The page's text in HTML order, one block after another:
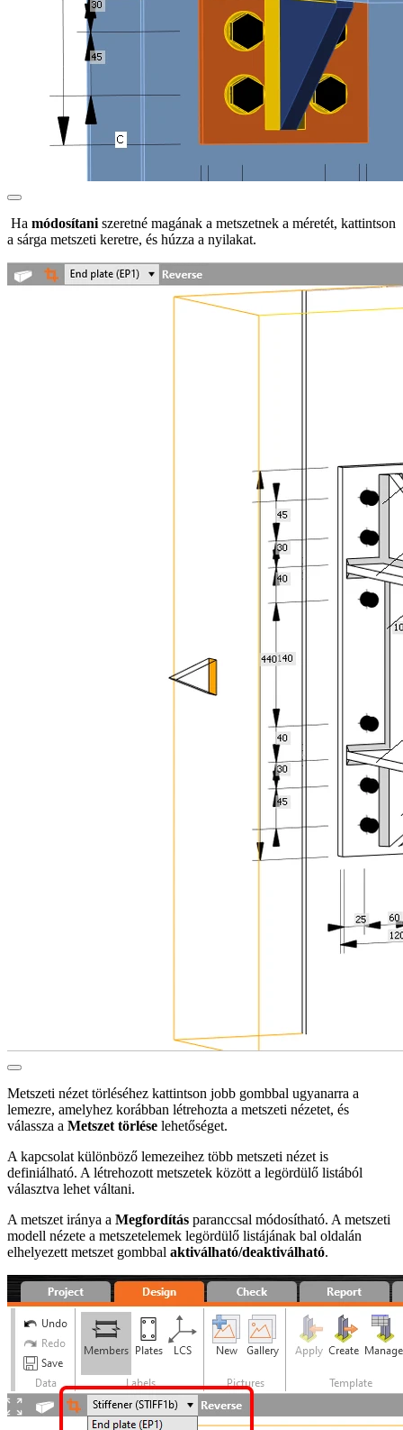
Ha módosítaniszeretné magának a metszetnek a méretét, kattintson
a sárga metszeti keretre, és húzza a nyilakat.
Metszeti nézet törléséhez kattintson jobb gombbal ugyanarra a
lemezre, amelyhez korábban létrehozta a metszeti nézetet, és
válassza a Metszet törlése lehetőséget.
A kapcsolat különböző lemezeihez több metszeti nézet is
definiálható. A létrehozott metszetek között a legördülő listából
választva lehet váltani.
A metszet iránya a Megfordítás paranccsal módosítható. A metszeti
modell nézete a metszetelemek legördülő listájának bal oldalán
elhelyezett metszet gombbal aktiválható/deaktiválható.